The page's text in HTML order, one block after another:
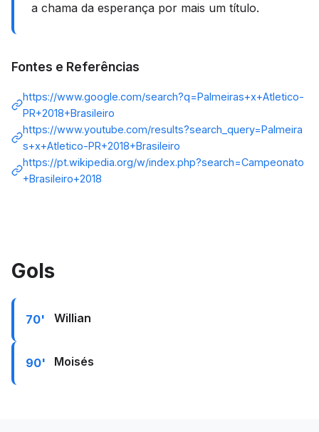
a chama da esperança por mais um título.
Fontes e Referências
https://www.google.com/search?q=Palmeiras+x+Atletico-
PR+2018+Brasileiro
https://www.youtube.com/results?search_query=Palmeira
s+x+Atletico-PR+2018+Brasileiro
https://pt.wikipedia.org/w/index.php?search=Campeonato
+Brasileiro+2018
Gols
70' Willian
90' Moisés